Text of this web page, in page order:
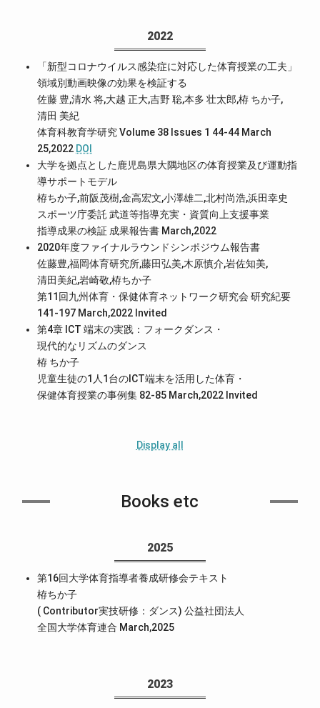
2022
「新型コロナウイルス感染症に対応した体育授業の工夫」
領域別動画映像の効果を検証する
佐藤 豊,清水 将,大越 正大,吉野 聡,本多 壮太郎,栫 ちか子,
清田 美紀
体育科教育学研究 Volume 38 Issues 1 44-44 March
25,2022 DOI
大学を拠点とした鹿児島県大隅地区の体育授業及び運動指
導サポートモデル
栫ちか子,前阪茂樹,金高宏文,小澤雄二,北村尚浩,浜田幸史
スポーツ庁委託 武道等指導充実・資質向上支援事業
指導成果の検証 成果報告書 March,2022
2020年度ファイナルラウンドシンポジウム報告書
佐藤豊,福岡体育研究所,藤田弘美,木原慎介,岩佐知美,
清田美紀,岩崎敬,栫ちか子
第11回九州体育・保健体育ネットワーク研究会 研究紀要
141-197 March,2022 Invited
第4章 ICT 端末の実践：フォークダンス・
現代的なリズムのダンス
栫 ちか子
児童生徒の1人1台のICT端末を活用した体育・
保健体育授業の事例集 82-85 March,2022 Invited
Display all
Books etc
2025
第16回大学体育指導者養成研修会テキスト
栫ちか子
( Contributor実技研修：ダンス) 公益社団法人
全国大学体育連合 March,2025
2023